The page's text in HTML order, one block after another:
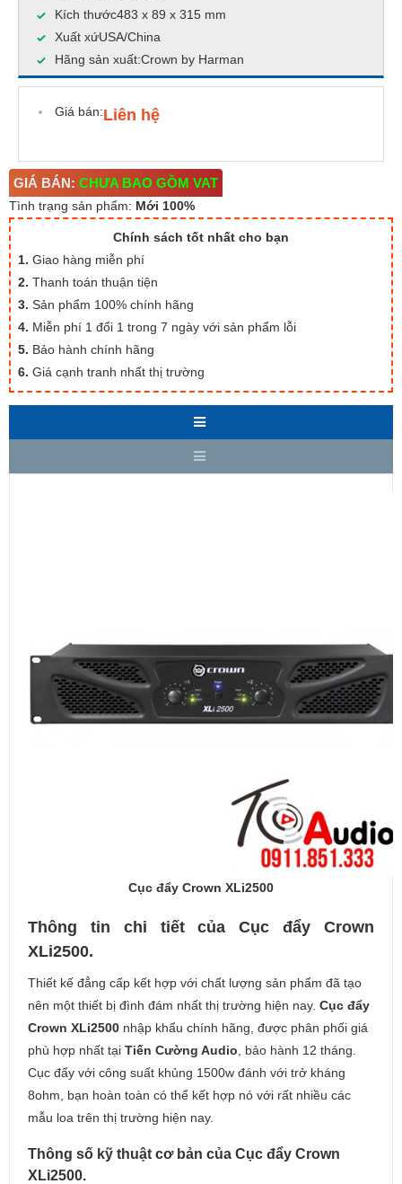
Kích thước483 x 89 x 315 mm
Xuất xứUSA/China
Hãng sản xuất:Crown by Harman
Giá bán:Liên hệ
GIÁ BÁN: CHƯA BAO GỒM VAT
Tình trạng sản phẩm: Mới 100%
Chính sách tốt nhất cho bạn
1. Giao hàng miễn phí
2. Thanh toán thuận tiện
3. Sản phẩm 100% chính hãng
4. Miễn phí 1 đổi 1 trong 7 ngày với sản phẩm lỗi
5. Bảo hành chính hãng
6. Giá cạnh tranh nhất thị trường
Cục đẩy Crown XLi2500
Thông tin chi tiết của Cục đẩy Crown
XLi2500.
Thiết kế đẳng cấp kết hợp với chất lượng sản phẩm đã tạo
nên một thiết bị đình đám nhất thị trường hiện nay. Cục đẩy
Crown XLi2500 nhập khẩu chính hãng, được phân phối giá
phù hợp nhất tại Tiến Cường Audio , bảo hành 12 tháng.
Cục đẩy với công suất khủng 1500w đánh với trở kháng
8ohm, bạn hoàn toàn có thể kết hợp nó với rất nhiều các
mẫu loa trên thị trường hiện nay.
Thông số kỹ thuật cơ bản của Cục đẩy Crown
XLi2500.